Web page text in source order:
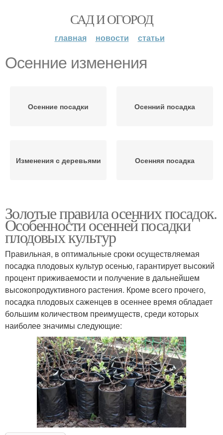
САД И ОГОРОД
главная новости статьи
Осенние изменения
Осенние посадки Осенний посадка
Изменения с деревьями Осенняя посадка
Золотые правила осенних посадок.
Особенности осенней посадки
плодовых культур
Правильная, в оптимальные сроки осуществляемая
посадка плодовых культур осенью, гарантирует высокий
процент приживаемости и получение в дальнейшем
высокопродуктивного растения. Кроме всего прочего,
посадка плодовых саженцев в осеннее время обладает
большим количеством преимуществ, среди которых
наиболее значимы следующие: